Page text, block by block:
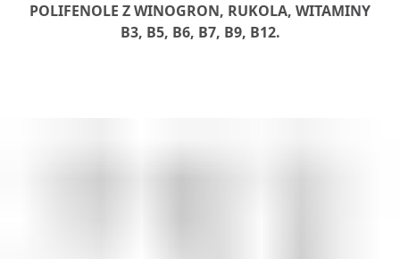
POLIFENOLE Z WINOGRON, RUKOLA, WITAMINY
B3, B5, B6, B7, B9, B12.